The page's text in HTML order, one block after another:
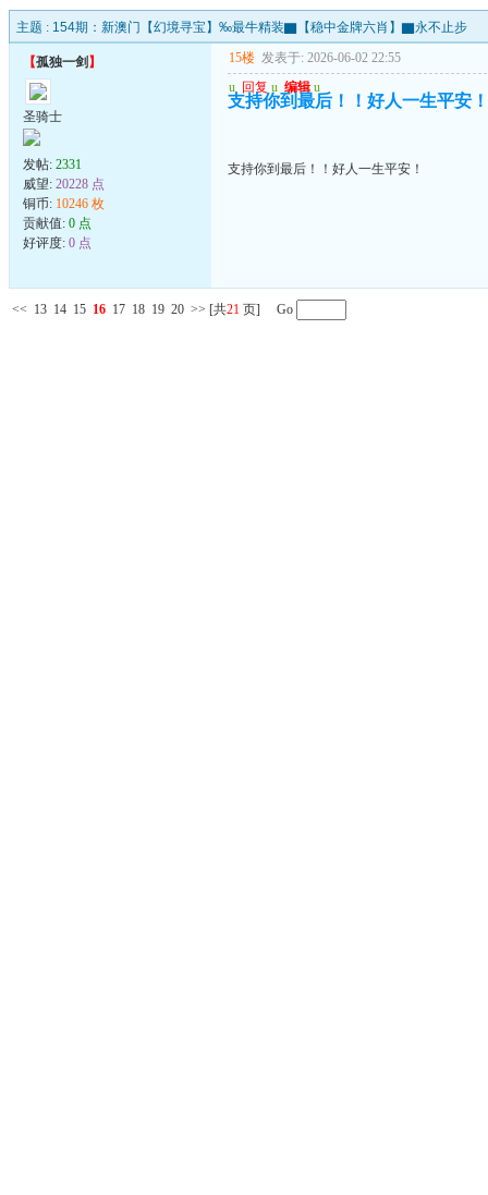
主题 : 154期：新澳门【幻境寻宝】‰最牛精装▇【稳中金牌六肖】▇永不止步
【孤独一剑 】
圣骑士
发帖: 2331
威望: 20228 点
铜币: 10246 枚
贡献值: 0 点
好评度: 0 点
15楼 发表于: 2026-06-02 22:55
u 回复 u 编辑 u
支持你到最后！！好人一生平安！
支持你到最后！！好人一生平安！
<< 13 14 15 16 17 18 19 20 >> [共21 页] Go